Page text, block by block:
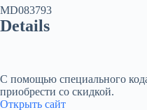
MD083793
Details
С помощью специального
приобрести со скидкой.
Открыть сайт